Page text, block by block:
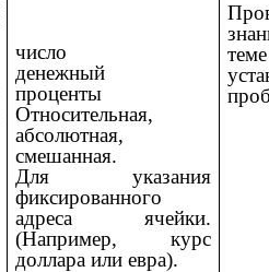
число
денежный
проценты
Относительная,
абсолютная,
смешанная.
Для указания
фиксированного
адреса ячейки.
(Например, курс
доллара или евра).